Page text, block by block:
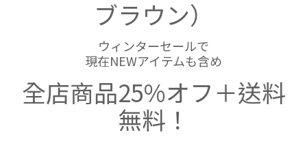
ブラウン）
ウィンターセールで
現在NEWアイテムも含め
全店商品25%オフ＋送料
無料！